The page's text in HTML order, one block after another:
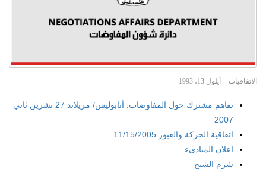
الاتفاقيات أيلول 13، 1993
تفاهم مشترك حول المفاوضات: أنابوليس/ مريلاند 27 تشرين ثاني
2007
اتفاقية الحركة والعبور 11/15/2005
اعلان المبادىء
شرم الشيخ